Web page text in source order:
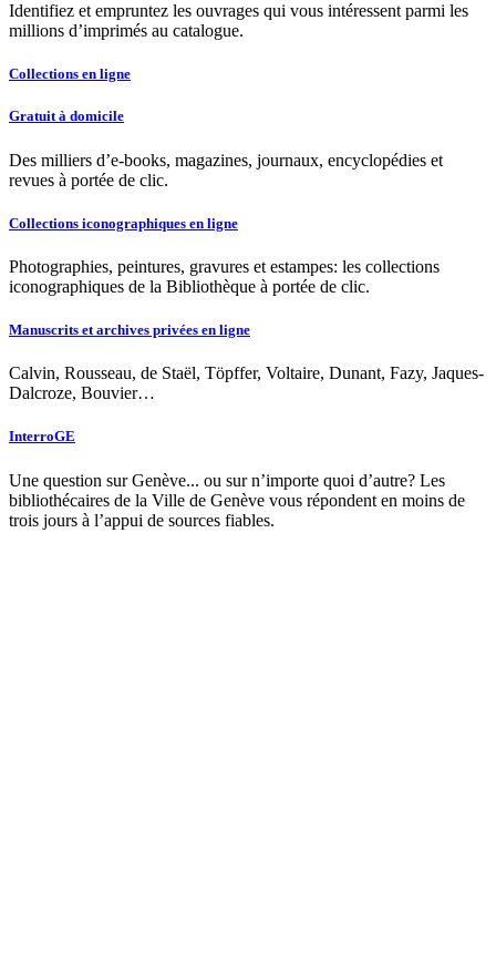
Identifiez et empruntez les ouvrages qui vous intéressent parmi les
millions d’imprimés au catalogue.
Collections en ligne
Gratuit à domicile
Des milliers d’e-books, magazines, journaux, encyclopédies et
revues à portée de clic.
Collections iconographiques en ligne
Photographies, peintures, gravures et estampes: les collections
iconographiques de la Bibliothèque à portée de clic.
Manuscrits et archives privées en ligne
Calvin, Rousseau, de Staël, Töpffer, Voltaire, Dunant, Fazy, Jaques-
Dalcroze, Bouvier…
InterroGE
Une question sur Genève... ou sur n’importe quoi d’autre? Les
bibliothécaires de la Ville de Genève vous répondent en moins de
trois jours à l’appui de sources fiables.